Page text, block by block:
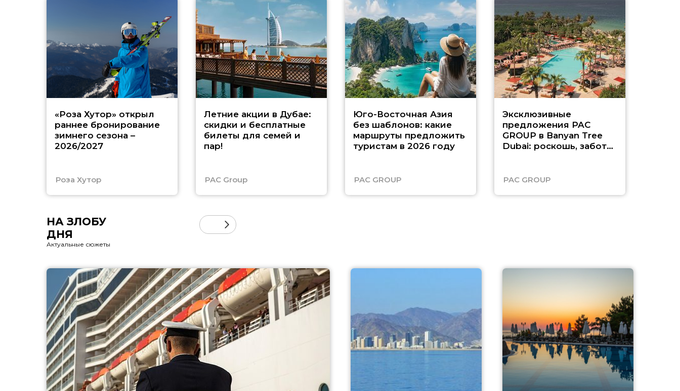
«Роза Хутор» открыл
раннее бронирование
зимнего сезона –
2026/2027
Роза Хутор
Летние акции в Дубае:
скидки и бесплатные
билеты для семей и
пар!
PAC Group
Юго-Восточная Азия
без шаблонов: какие
маршруты предложить
туристам в 2026 году
PAC GROUP
Эксклюзивные
предложения PAC
GROUP в Banyan Tree
Dubai: роскошь, забота
PAC GROUP
НА ЗЛОБУ
ДНЯ
Актуальные сюжеты